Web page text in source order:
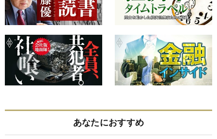
あなたにおすすめ